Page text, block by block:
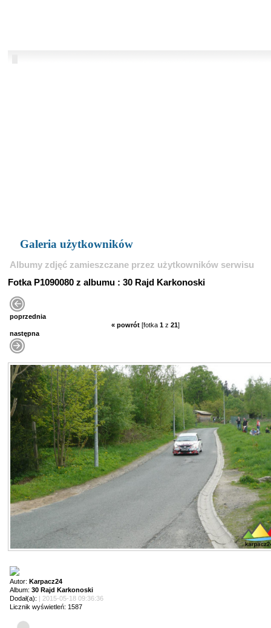
Galeria użytkowników
Albumy zdjęć zamieszczane przez użytkowników serwisu
Fotka P1090080 z albumu : 30 Rajd Karkonoski
poprzednia
« powrót [fotka 1 z 21]
następna
Autor: Karpacz24
Album: 30 Rajd Karkonoski
Dodał(a): | 2015-05-18 09:36:36
Licznik wyświetleń: 1587